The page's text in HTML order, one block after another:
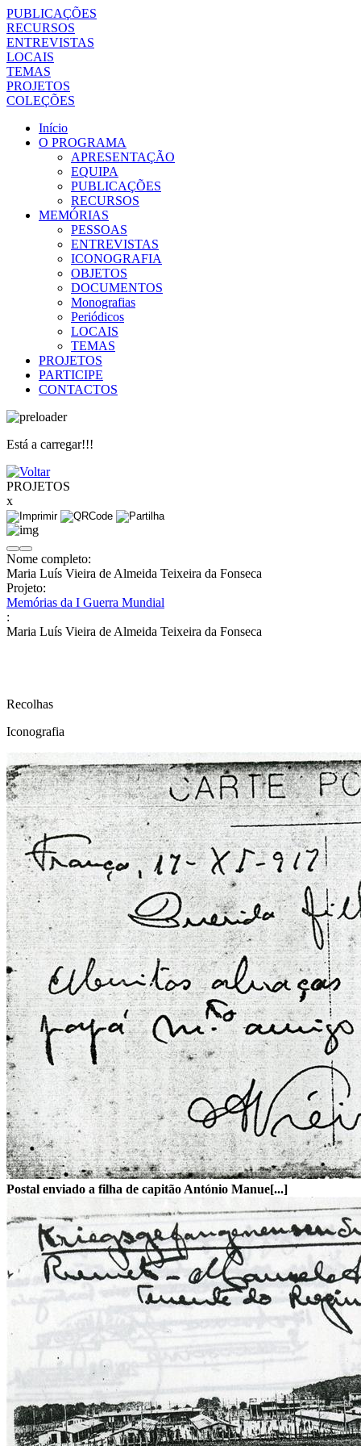
PUBLICAÇÕES
RECURSOS
ENTREVISTAS
LOCAIS
TEMAS
PROJETOS
COLEÇÕES
Início
O PROGRAMA
APRESENTAÇÃO
EQUIPA
PUBLICAÇÕES
RECURSOS
MEMÓRIAS
PESSOAS
ENTREVISTAS
ICONOGRAFIA
OBJETOS
DOCUMENTOS
Monografias
Periódicos
LOCAIS
TEMAS
PROJETOS
PARTICIPE
CONTACTOS
Está a carregar!!!
PROJETOS
x
Nome completo:
Maria Luís Vieira de Almeida Teixeira da Fonseca
Projeto:
Memórias da I Guerra Mundial
:
Maria Luís Vieira de Almeida Teixeira da Fonseca
Recolhas
Iconografia
Postal enviado a filha de capitão António Manue[...]